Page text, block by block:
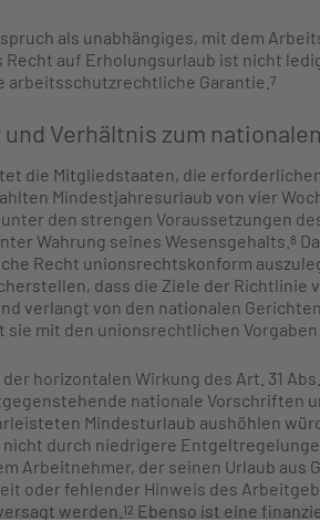
als unabhängiges, mit dem
auf Erholungsurlaub ist nicht
Garantie. 7
Verhältnis zum
die Mitgliedstaaten, die
Mindestjahresurlaub von vier
den strengen Voraussetzungen des
Wahrung seines Wesensgehalts. 8
Recht unionsrechtskonform
dass die Ziele der Richtlinie
verlangt von den nationalen
mit den unionsrechtlichen
horizontalen Wirkung des Art. 31 Abs.
nationale Vorschriften
Mindesturlaub aushöhlen
durch niedrigere
Arbeitnehmer, der seinen Urlaub aus
oder fehlender Hinweis des
werden. 12 Ebenso ist eine